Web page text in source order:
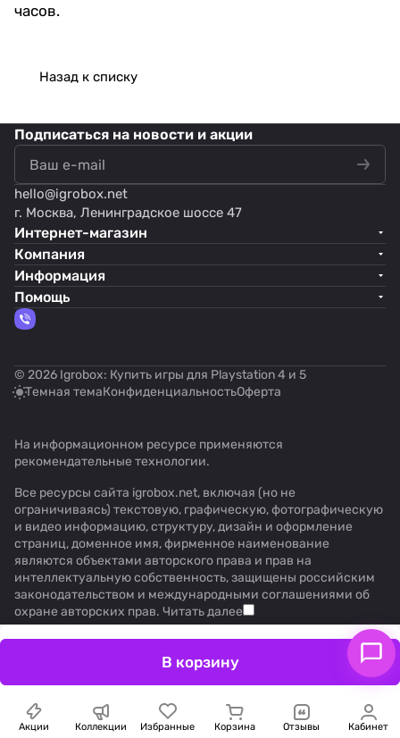
часов.
Назад к списку
В корзину
Акции Коллекции Избранные Корзина Отзывы Кабинет
Подписаться на новости и акции
hello@igrobox.net
г. Москва, Ленинградское шоссе 47
Интернет-магазин
Компания
Информация
Помощь
© 2026 Igrobox: Купить игры для Playstation 4 и 5
Темная темаКонфиденциальностьОферта
На информационном ресурсе применяются
рекомендательные технологии.
Все ресурсы сайта igrobox.net, включая (но не
ограничиваясь) текстовую, графическую, фотографическую
и видео информацию, структуру, дизайн и оформление
страниц, доменное имя, фирменное наименование
являются объектами авторского права и прав на
интеллектуальную собственность, защищены российским
законодательством и международными соглашениями об
охране авторских прав. Читать далее